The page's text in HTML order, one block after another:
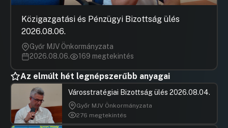
Hozzászólások Ugrás a napirendi pontra
17.Javaslat a Fővárosi Önkormányzat
Ösztöndíjprogramjáról szóló 33/2023. (XII. 21.)
önkormányzati rendelet módosítására
18.Javaslat a fővárosi közösségi
költségvetés 2020-2024. közötti
ciklusairól készített utólagos
hatásvizsgálat jóváhagyására
Közigazgatási és Pénzügyi Bizottság ülés
2026.08.06.
Győr MJV Önkormányzata
2026.08.06.
169 megtekintés
Az elmúlt hét legnépszerűbb anyagai
Városstratégiai Bizottság ülés 2026.08.04.
Győr MJV Önkormányzata
276 megtekintés